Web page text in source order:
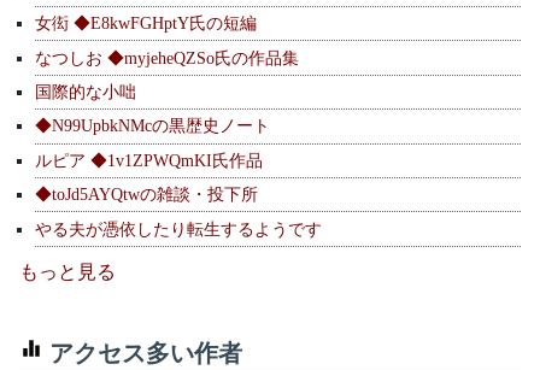
女衒 ◆E8kwFGHptY氏の短編
なつしお ◆myjeheQZSo氏の作品集
国際的な小咄
◆N99UpbkNMcの黒歴史ノート
ルピア ◆1v1ZPWQmKI氏作品
◆toJd5AYQtwの雑談・投下所
やる夫が憑依したり転生するようです
もっと見る
アクセス多い作者